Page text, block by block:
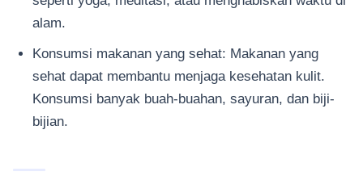
alam.
Konsumsi makanan yang sehat: Makanan yang
sehat dapat membantu menjaga kesehatan kulit.
Konsumsi banyak buah-buahan, sayuran, dan biji-
bijian.